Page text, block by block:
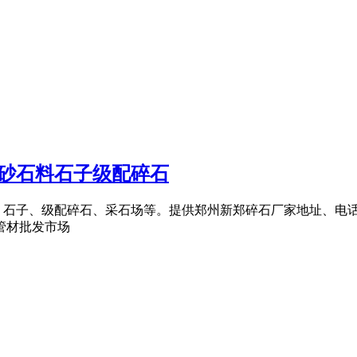
石料石子级配碎石
子、级配碎石、采石场等。提供郑州新郑碎石厂家地址、
材批发市场